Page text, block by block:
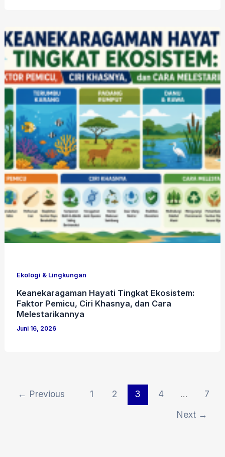
Ekologi & Lingkungan
Keanekaragaman Hayati Tingkat Ekosistem:
Faktor Pemicu, Ciri Khasnya, dan Cara
Melestarikannya
Juni 16, 2026
← Previous 1 2 3 4 …
7
Next →